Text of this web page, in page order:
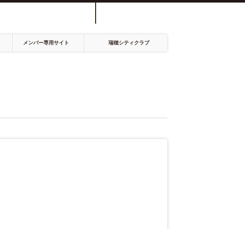
メンバー専用サイト 瑞穂シティクラブ